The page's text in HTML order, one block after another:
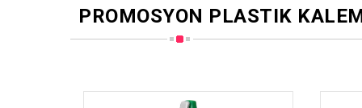
PROMOSYON PLASTIK